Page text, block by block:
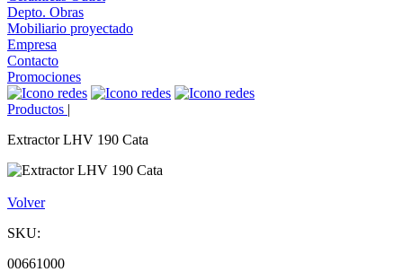
Depto. Obras
Mobiliario proyectado
Empresa
Contacto
Promociones
Productos |
Extractor LHV 190 Cata
Volver
SKU:
00661000